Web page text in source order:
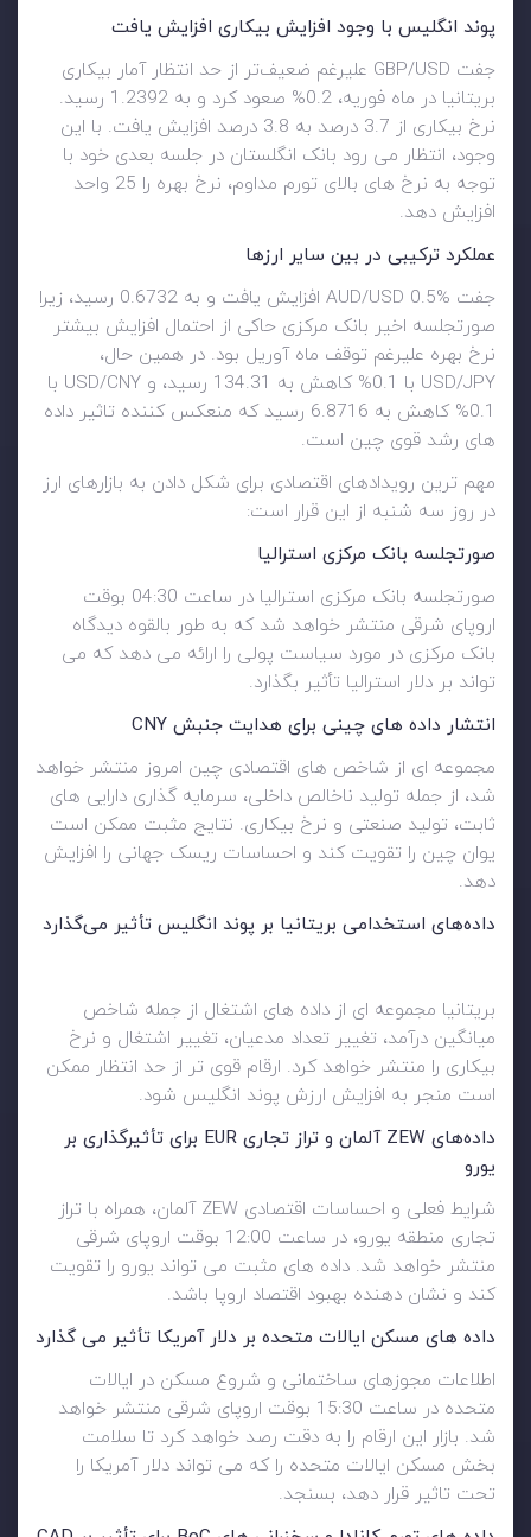
پوند انگلیس با وجود افزایش بیکاری افزایش یافت
جفت GBP/USD علیرغم ضعیف‌تر از حد انتظار آمار بیکاری
بریتانیا در ماه فوریه، 0.2% صعود کرد و به 1.2392 رسید.
نرخ بیکاری از 3.7 درصد به 3.8 درصد افزایش یافت. با این
وجود، انتظار می رود بانک انگلستان در جلسه بعدی خود با
توجه به نرخ های بالای تورم مداوم، نرخ بهره را 25 واحد
افزایش دهد.
عملکرد ترکیبی در بین سایر ارزها
جفت AUD/USD 0.5% افزایش یافت و به 0.6732 رسید، زیرا
صورتجلسه اخیر بانک مرکزی حاکی از احتمال افزایش بیشتر
نرخ بهره علیرغم توقف ماه آوریل بود. در همین حال،
USD/JPY با 0.1% کاهش به 134.31 رسید، و USD/CNY با
0.1% کاهش به 6.8716 رسید که منعکس کننده تاثیر داده
های رشد قوی چین است.
مهم ترین رویدادهای اقتصادی برای شکل دادن به بازارهای ارز
در روز سه شنبه از این قرار است:
صورتجلسه بانک مرکزی استرالیا
صورتجلسه بانک مرکزی استرالیا در ساعت 04:30 بوقت
اروپای شرقی منتشر خواهد شد که به طور بالقوه دیدگاه
بانک مرکزی در مورد سیاست پولی را ارائه می دهد که می
تواند بر دلار استرالیا تأثیر بگذارد.
انتشار داده های چینی برای هدایت جنبش CNY
مجموعه ای از شاخص های اقتصادی چین امروز منتشر خواهد
شد، از جمله تولید ناخالص داخلی، سرمایه گذاری دارایی های
ثابت، تولید صنعتی و نرخ بیکاری. نتایج مثبت ممکن است
یوان چین را تقویت کند و احساسات ریسک جهانی را افزایش
دهد.
داده‌های استخدامی بریتانیا بر پوند انگلیس تأثیر می‌گذارد
بریتانیا مجموعه ای از داده های اشتغال از جمله شاخص
میانگین درآمد، تغییر تعداد مدعیان، تغییر اشتغال و نرخ
بیکاری را منتشر خواهد کرد. ارقام قوی تر از حد انتظار ممکن
است منجر به افزایش ارزش پوند انگلیس شود.
داده‌های ZEW آلمان و تراز تجاری
EUR برای تأثیرگذاری بر
یورو
شرایط فعلی و احساسات اقتصادی ZEW آلمان، همراه با تراز
تجاری منطقه یورو، در ساعت 12:00 بوقت اروپای شرقی
منتشر خواهد شد. داده های مثبت می تواند یورو را تقویت
کند و نشان دهنده بهبود اقتصاد اروپا باشد.
داده های مسکن ایالات متحده بر دلار آمریکا تأثیر می گذارد
اطلاعات مجوزهای ساختمانی و شروع مسکن در ایالات
متحده در ساعت 15:30 بوقت اروپای شرقی منتشر خواهد
شد. بازار این ارقام را به دقت رصد خواهد کرد تا سلامت
بخش مسکن ایالات متحده را که می تواند دلار آمریکا را
تحت تاثیر قرار دهد، بسنجد.